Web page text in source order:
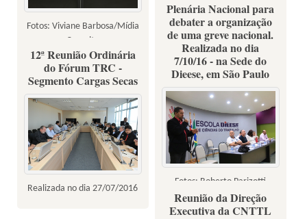
Fotos: Viviane Barbosa/Mídia
Consulte
Plenária Nacional para
debater a organização
de uma greve nacional.
Realizada no dia
7/10/16 - na Sede do
Dieese, em São Paulo
Fotos: Roberto Parizotti
12ª Reunião Ordinária
do Fórum TRC -
Segmento Cargas Secas
Realizada no dia 27/07/2016
Reunião da Direção
Executiva da CNTTL